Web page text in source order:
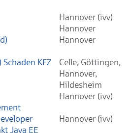
Hannover (ivv)
Hannover
Hannover
KFZ
Celle, Göttingen,
Hannover,
Hildesheim
Hannover (ivv)
Java EE
Hannover (ivv)